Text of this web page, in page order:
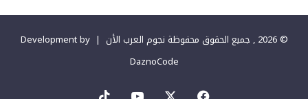
© 2026 , جميع الحقوق محفوظة نجوم العرب الأن |
Development by
DaznoCode